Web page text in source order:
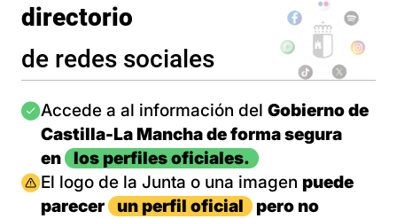
directorio
de redes sociales
Imagen
Accede a al información del Gobierno de
Castilla-La Mancha de forma segura
en
los perfiles oficiales.
Imagen
El logo de la Junta o una imagen puede
parecer
un perfil oficial
pero no